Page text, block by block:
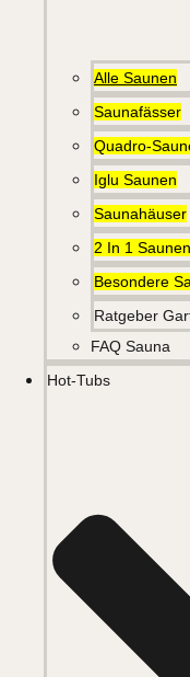
Alle Saunen
Saunafässer
Quadro-
Iglu Saunen
Saunahäuser
2 In 1 Saunen
Besondere
Ratgeber
FAQ Sauna
Hot-Tubs